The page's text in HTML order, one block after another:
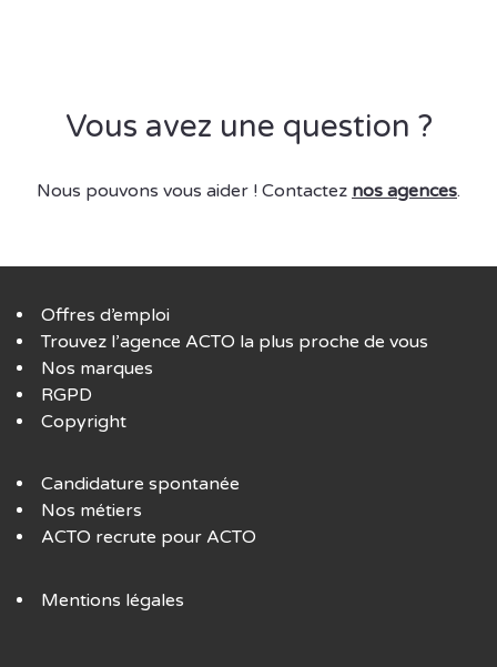
Vous avez une question ?
Nous pouvons vous aider ! Contactez nos agences.
Offres d’emploi
Trouvez l’agence ACTO la plus proche de vous
Nos marques
RGPD
Copyright
Candidature spontanée
Nos métiers
ACTO recrute pour ACTO
Mentions légales